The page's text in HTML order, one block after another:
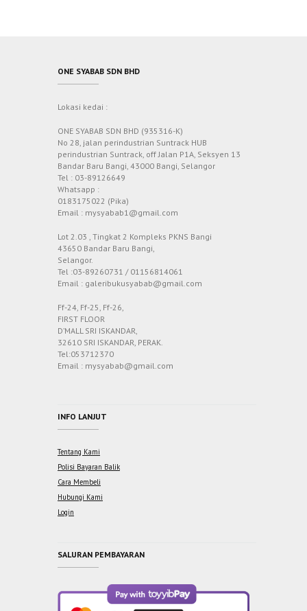
ONE SYABAB SDN BHD
Lokasi kedai :
ONE SYABAB SDN BHD (935316-K)
No 28, jalan perindustrian Suntrack HUB
perindustrian Suntrack, off Jalan P1A, Seksyen 13
Bandar Baru Bangi, 43000 Bangi, Selangor
Tel : 03-89126649
Whatsapp :
0183175022 (Pika)
Email : mysyabab1@gmail.com
Lot 2.03 , Tingkat 2 Kompleks PKNS Bangi
43650 Bandar Baru Bangi,
Selangor.
Tel :03-89260731 / 01156814061
Email : galeribukusyabab@gmail.com
Ff-24, Ff-25, Ff-26,
FIRST FLOOR
D’MALL SRI ISKANDAR,
32610 SRI ISKANDAR, PERAK.
Tel:053712370
Email : mysyabab@gmail.com
INFO LANJUT
Tentang Kami
Polisi Bayaran Balik
Cara Membeli
Hubungi Kami
Login
SALURAN PEMBAYARAN